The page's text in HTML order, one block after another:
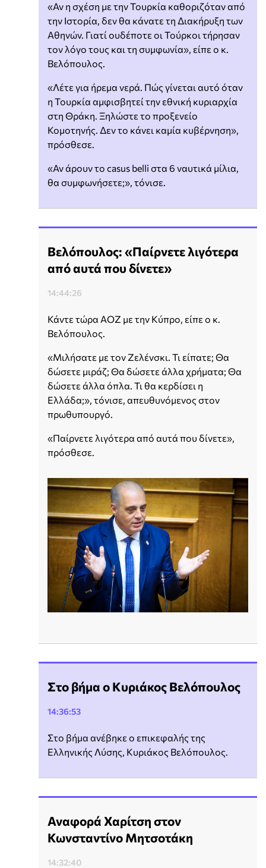
«Αν η σχέση με την Τουρκία καθοριζόταν από
την Ιστορία, δεν θα κάνατε τη Διακήρυξη των
Αθηνών. Γιατί ουδέποτε οι Τούρκοι τήρησαν
τον λόγο τους και τη συμφωνία», είπε ο κ.
Βελόπουλος.
«Λέτε για ήρεμα νερά. Πώς γίνεται αυτό όταν
η Τουρκία αμφισβητεί την εθνική κυριαρχία
στη Θράκη. Ξηλώστε το προξενείο
Κομοτηνής. Δεν το κάνει καμία κυβέρνηση»,
πρόσθεσε.
«Αν άρουν το casus belli στα 6 ναυτικά μίλια,
θα συμφωνήσετε;», τόνισε.
Βελόπουλος: «Παίρνετε λιγότερα
από αυτά που δίνετε»
14:44:26
Κάντε τώρα ΑΟΖ με την Κύπρο, είπε ο κ.
Βελόπουλος.
«Μιλήσατε με τον Ζελένσκι. Τι είπατε; Θα
δώσετε μιράζ; Θα δώσετε άλλα χρήματα; Θα
δώσετε άλλα όπλα. Τι θα κερδίσει η
Ελλάδα;», τόνισε, απευθυνόμενος στον
πρωθυπουργό.
«Παίρνετε λιγότερα από αυτά που δίνετε»,
πρόσθεσε.
Στο βήμα ο Κυριάκος Βελόπουλος
14:36:53
Στο βήμα ανέβηκε ο επικεφαλής της
Ελληνικής Λύσης, Κυριάκος Βελόπουλος.
Αναφορά Χαρίτση στον
Κωνσταντίνο Μητσοτάκη
14:32:40